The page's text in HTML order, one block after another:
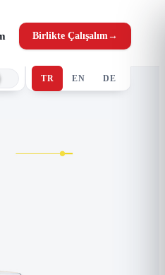
Birlikte Çalışalım→
TR EN DE